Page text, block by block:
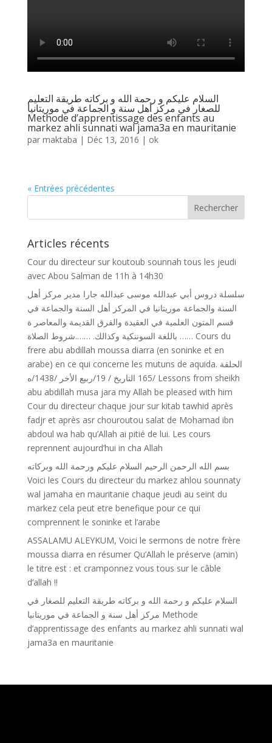
السلام عليكم و رحمة الله و بركاته طريقة التعليم
للصغار في مركز أهل سنة و الجماعة في موريتانيا
Methode d’apprentissage des enfants au
markez ahli sunnati wal jama3a en mauritanie
par maktaba | Déc 13, 2016 | ok
« Entrées précédentes
Articles récents
Cour du directeur sur koutoub sounnah tous les jeudi
avec Abou Salman de 11h à 14h30
سلسلة دروس أبي عبدالله موسى عبدالله جارا مدير مركز أهل
السنة والجماعة موريتانيا في المركز أهل السنة والجماعة في
قسم المتون العلمية في العقيدة والفرق القديمة والمعاصر ة
باللغة السوننكية وكذالك. …….شروط الصلاة …… Cours du
frere abu abdillah moussa diarra (en soninke et en
arabe) en ce qui concerne les mutuns de aquida. الحلقة
/165 التاريخ / 19/ربيع اﻷخر /1438/ه Lessons from sheikh
abu abdillah musa jara my Allah be pleased with him
Cour du directeur chaque jour sur kitab tawhid après
fadjr et après asr chouroutou salat de Mohamad ibn
abdoul wa hab qu’Allah ai pitié de lui. Les cours
reprennent aujourd’hui in cha Allah
بسم الله الرحمن الرحيم السلام عليكم ورحمة الله وبركاته
Voici les Cours du directeur du markez ahlou sounnaty
wal jamaha en mauritanie chaque jeudi au seint du
markez cela peut etre benefique pour ce qui
comprennent le soninke et l’arabe
ASSALAMU ALEYKUM, Voici le sermons de notre frère
moussa diarra en résumer Qu’Allah le préserve (amin)
le titre est : et cramponnez vous tous sur le câble
d’allah !!
السلام عليكم و رحمة الله و بركاته طريقة التعليم للصغار في
مركز أهل سنة و الجماعة في موريتانيا Methode
d’apprentissage des enfants au markez ahli sunnati wal
jama3a en mauritanie